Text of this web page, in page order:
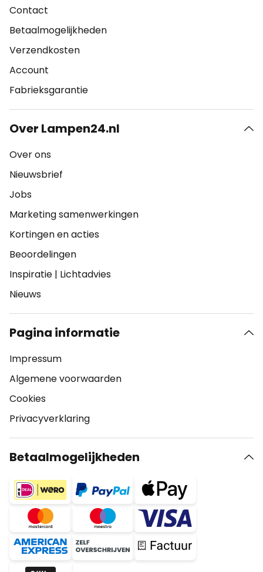
Contact
Betaalmogelijkheden
Verzendkosten
Account
Fabrieksgarantie
Over Lampen24.nl
Over ons
Nieuwsbrief
Jobs
Marketing samenwerkingen
Kortingen en acties
Beoordelingen
Inspiratie | Lichtadvies
Nieuws
Pagina informatie
Impressum
Algemene voorwaarden
Cookies
Privacyverklaring
Betaalmogelijkheden